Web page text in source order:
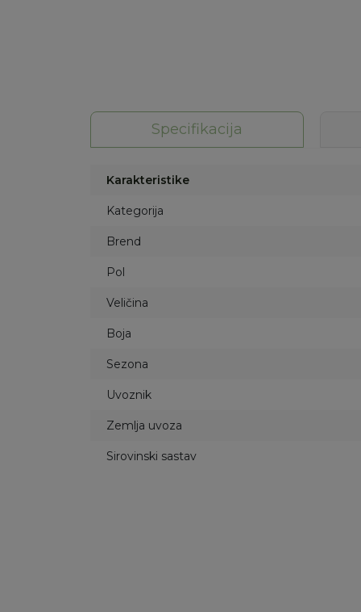
Specifikacija
Karakteristike
Kategorija
Brend
Pol
Veličina
Boja
Sezona
Uvoznik
Zemlja uvoza
Sirovinski sastav